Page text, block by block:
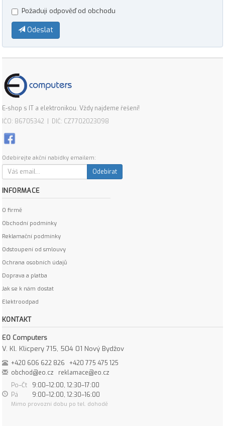
Požaduji odpověď od obchodu
Odeslat
E-shop s IT a elektronikou. Vždy najdeme řešení!
IČO: 86705342 | DIČ: CZ7702023098
Odebírejte akční nabídky emailem:
Odebírat
INFORMACE
O firmě
Obchodní podmínky
Reklamační podmínky
Odstoupení od smlouvy
Ochrana osobních údajů
Doprava a platba
Jak se k nám dostat
Elektroodpad
KONTAKT
EO Computers
V. Kl. Klicpery 715, 504 01 Nový Bydžov
+420 606 622 826
+420 775 475 125
obchod@eo.cz
reklamace@eo.cz
Po–Čt
9:00–12:00, 12:30–17:00
Pá
9:00–12:00, 12:30–16:00
Mimo provozní dobu po tel. dohodě